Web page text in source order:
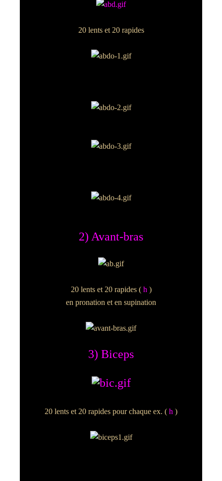
20 lents et 20 rapides
2) Avant-bras
20 lents et 20 rapides ( h )
en pronation et en supination
3) Biceps
20 lents et 20 rapides pour chaque ex. ( h )